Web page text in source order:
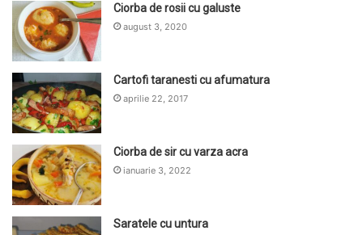
Ciorba de rosii cu galuste
august 3, 2020
Cartofi taranesti cu afumatura
aprilie 22, 2017
Ciorba de sir cu varza acra
ianuarie 3, 2022
Saratele cu untura